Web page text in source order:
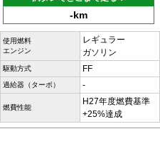
-km
使用燃料
エンジン
レギュラー
ガソリン
駆動方式 FF
過給器（ターボ） -
燃費性能
H27年度燃費基準
+25%達成